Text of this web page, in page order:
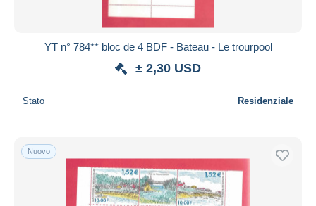
YT n° 784** bloc de 4 BDF - Bateau - Le trourpool
± 2,30 USD
Stato Residenziale
Nuovo